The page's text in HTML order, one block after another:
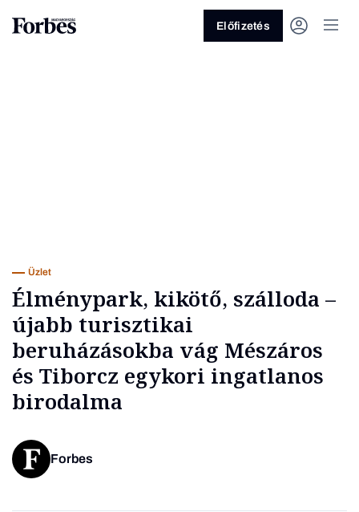
Előfizetés
Üzlet
Élménypark, kikötő, szálloda –
újabb turisztikai
beruházásokba vág Mészáros
és Tiborcz egykori ingatlanos
birodalma
Forbes